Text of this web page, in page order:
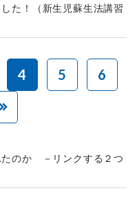
た！（新生児蘇生法講習
4 5
6
たのか －リンクする２つ